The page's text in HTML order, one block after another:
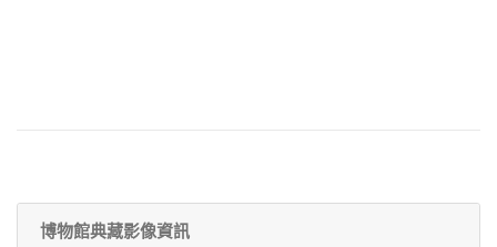
博物館典藏影像資訊